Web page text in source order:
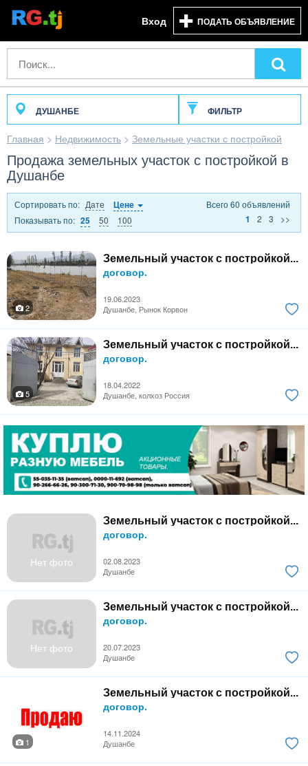
Вход ПОДАТЬ ОБЪЯВЛЕНИЕ
ДУШАНБЕ ФИЛЬТР
Главная > Недвижимость > Земельные участки с постройкой
Продажа земельных участок с постройкой в
Душанбе
Сортировать по: Дате
Цене
Показывать по: 25 50 100
Всего 60 объявлений
1
2 3 >>
Земельный участок с постройкой...
договор.
19.06.2023
2
Душанбе, Рынок Корвон
Земельный участок с постройкой...
договор.
18.04.2022
5
Душанбе, колхоз Россия
Нет фото
Земельный участок с постройкой...
договор.
02.08.2023
Душанбе
Нет фото
Земельный участок с постройкой...
договор.
20.07.2023
Душанбе
Земельный участок с постройкой...
договор.
14.11.2024
1
Душанбе